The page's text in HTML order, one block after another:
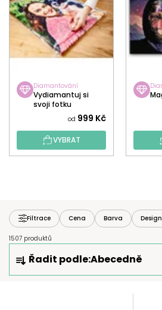
Diamantování
Vydiamantuj si
svoji fotku
od 999 Kč
VYBRAT
Filtrace Cena Barva
1507 produktů
Z
Řadit podle:Abecedně